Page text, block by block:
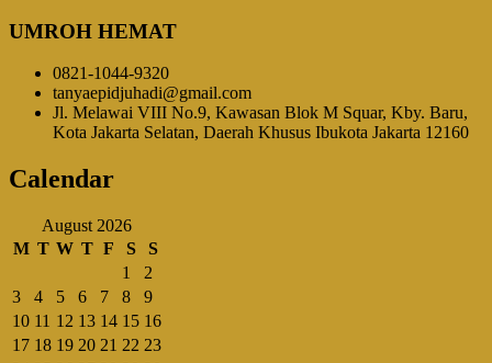
UMROH HEMAT
0821-1044-9320
tanyaepidjuhadi@gmail.com
Jl. Melawai VIII No.9, Kawasan Blok M Squar, Kby. Baru,
Kota Jakarta Selatan, Daerah Khusus Ibukota Jakarta 12160
Calendar
August 2026
M T W T F S
S
1
2
3
4 5 6 7 8
9
10 11 12 13 14 15 16
17 18 19 20 21 22 23